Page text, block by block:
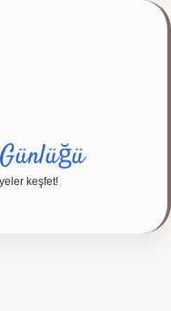
keşfet!